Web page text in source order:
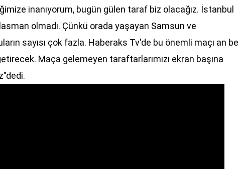
inanıyorum, bugün gülen taraf biz olacağız. İstanbul
olmadı. Çünkü orada yaşayan Samsun ve
sayısı çok fazla. Haberaks Tv'de bu önemli maçı an be
Maça gelemeyen taraftarlarımızı ekran başına